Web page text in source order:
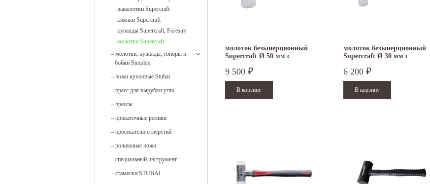
выколотки Supercraft
киянки Supercraft
кувалды Supercraft, Forestry
молотки Supercraft
– молотки, кувалды, топоры и
бойки Simplex
– ножи кухонные Stubai
– пресс для вырубки угла
– прессы
– прикаточные ролики
– просекатели отверстий
– роликовые ножи
– специальный инструмент
– стамески STUBAI
молоток безынерционный
Supercraft Ø 50 мм с
3377.150
9 500 ₽
молоток безынерционный
Supercraft Ø 30 мм с
3377.130
6 200 ₽